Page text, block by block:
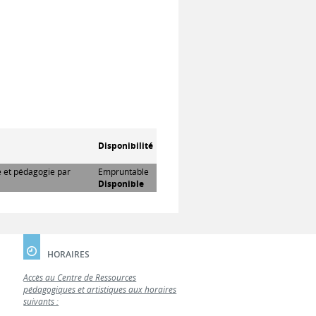
Disponibilité
pédagogie par
Empruntable
Disponible
HORAIRES
Accès au Centre de Ressources
pédagogiques et artistiques aux horaires
suivants :